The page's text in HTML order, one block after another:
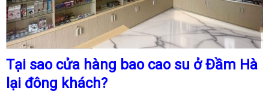
Tại sao cửa hàng bao cao su ở Đầm Hà
lại đông khách?